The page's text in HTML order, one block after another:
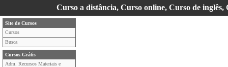
Curso a distância, Curso online, Curso de
Site de Cursos
Cursos
Busca
Cursos Grátis
Adm. Recursos Materiais e